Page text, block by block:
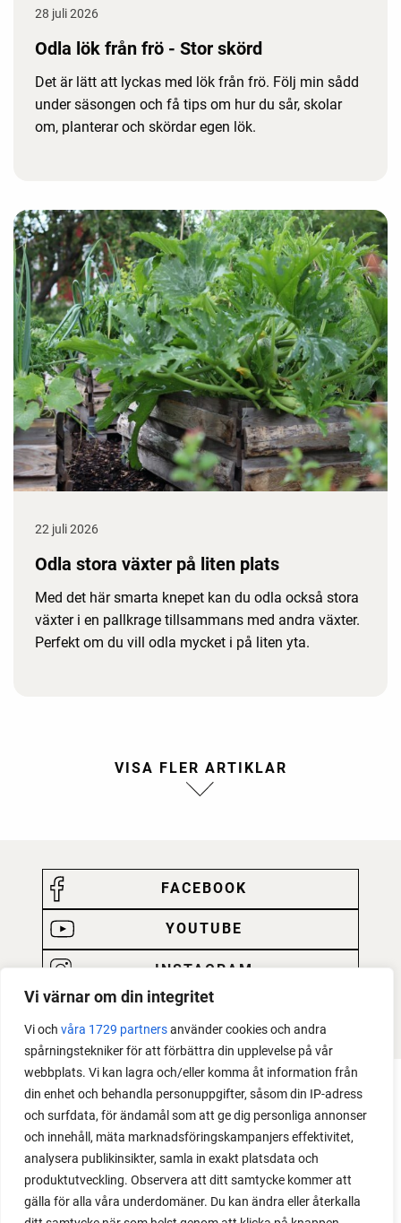
Vi värnar om din integritet
Vi och våra 1729 partnersanvänder cookies och andra
spårningstekniker för att förbättra din upplevelse på vår
webbplats. Vi kan lagra och/eller komma åt information från
din enhet och behandla personuppgifter, såsom din IP-adress
och surfdata, för ändamål som att ge dig personliga annonser
och innehåll, mäta marknadsföringskampanjers effektivitet,
analysera publikinsikter, samla in exakt platsdata och
produktutveckling. Observera att ditt samtycke kommer att
gälla för alla våra underdomäner. Du kan ändra eller återkalla
28 juli 2026
Odla lök från frö - Stor skörd
Det är lätt att lyckas med lök från frö. Följ min sådd
under säsongen och få tips om hur du sår, skolar
om, planterar och skördar egen lök.
22 juli 2026
Odla stora växter på liten plats
Med det här smarta knepet kan du odla också stora
växter i en pallkrage tillsammans med andra växter.
Perfekt om du vill odla mycket i på liten yta.
FACEBOOK
YOUTUBE
INSTAGRAM
PODCAST